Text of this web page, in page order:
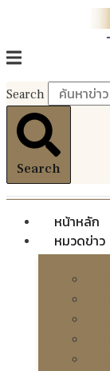
Search
Search
หน้าหลัก
หมวดข่าว